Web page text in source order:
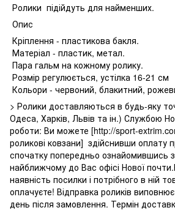
Ролики підійдуть для найменших.
Опис
Кріплення - пластикова бакля.
Матеріал - пластик, метал.
Пара гальм на кожному ролику.
Розмір регулюється, устілка 16-21 см
Кольори - червоний, блакитний,
> Ролики доставляються в будь-яку
Одеса, Харків, Львів та ін.) Службою
роботи: Ви можете [http://sport-
роликові ковзани] здійснивши оплату
спочатку попередньо ознайомившись
найближчому до Вас офісі Нової
наявність посилки і потрібного в ній
оплачуєте! Відправка роликів
день після замовлення. Термін